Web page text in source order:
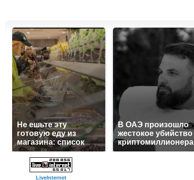
Не ешьте эту
готовую еду из
магазина: список
В ОАЭ произошло
жестокое убийство
криптомиллионера
LiveInternet